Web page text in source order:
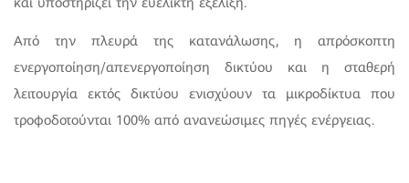
Από την πλευρά της κατανάλωσης, η απρόσκοπτη
ενεργοποίηση/απενεργοποίηση δικτύου και η σταθερή
λειτουργία εκτός δικτύου ενισχύουν τα μικροδίκτυα που
τροφοδοτούνται 100% από ανανεώσιμες πηγές ενέργειας.